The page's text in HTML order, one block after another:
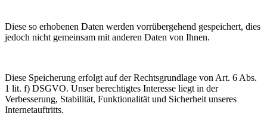
Diese so erhobenen Daten werden vorrübergehend gespeichert, dies
jedoch nicht gemeinsam mit anderen Daten von Ihnen.
Diese Speicherung erfolgt auf der Rechtsgrundlage von Art. 6 Abs.
1 lit. f) DSGVO. Unser berechtigtes Interesse liegt in der
Verbesserung, Stabilität, Funktionalität und Sicherheit unseres
Internetauftritts.